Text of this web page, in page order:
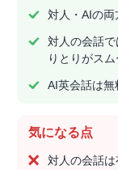
対人・AIの両
対人の会話
りとりがス
AI英会話は無
気になる点
対人の会話